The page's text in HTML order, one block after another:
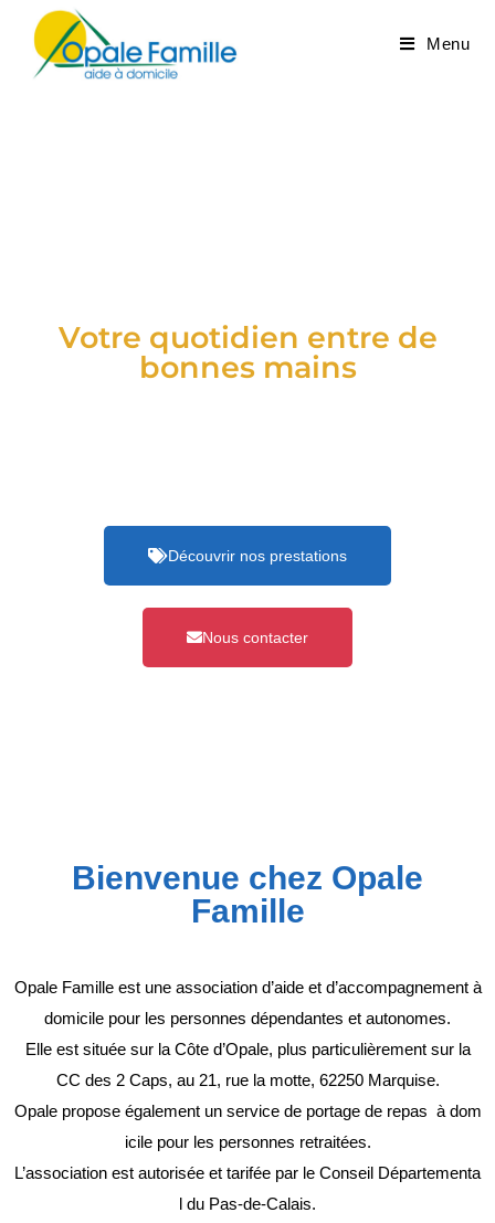
Menu
Votre quotidien entre de
bonnes mains
Découvrir nos prestations
Nous contacter
Bienvenue chez Opale
Famille
Opale Famille est une association d’aide et d’accompagnement à
domicile pour les personnes dépendantes et autonomes.
Elle est située sur la Côte d’Opale, plus particulièrement sur la
CC des 2 Caps, au 21, rue la motte, 62250 Marquise.
Opale propose également un service de portage de repas à dom
icile pour les personnes retraitées.
L’association est autorisée et tarifée par le Conseil Départementa
l du Pas-de-Calais.